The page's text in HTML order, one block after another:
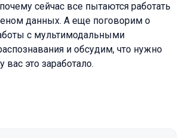
сейчас все пытаются работать
данных. А еще поговорим о
с мультимодальными
и обсудим, что нужно
вас это заработало.